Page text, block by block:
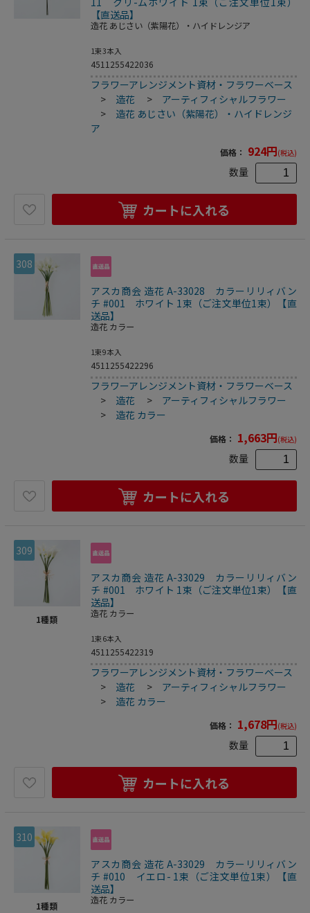
【直送品】
造花 あじさい（紫陽花）・ハイドレンジア
1束3本入
4511255422036
フラワーアレンジメント資材・フラワーベース
> 造花 > アーティフィシャルフラワー
> 造花 あじさい（紫陽花）・ハイドレンジ
ア
価格： 924円(税込)
数量
カートに入れる
308
アスカ商会 造花 A-33028 カラーリリィバン
チ #001 ホワイト 1束（ご注文単位1束）【直
送品】
造花 カラー
1束9本入
4511255422296
フラワーアレンジメント資材・フラワーベース
> 造花 > アーティフィシャルフラワー
> 造花 カラー
価格： 1,663円(税込)
数量
カートに入れる
309
1種類
アスカ商会 造花 A-33029 カラーリリィバン
チ #001 ホワイト 1束（ご注文単位1束）【直
送品】
造花 カラー
1束6本入
4511255422319
フラワーアレンジメント資材・フラワーベース
> 造花 > アーティフィシャルフラワー
> 造花 カラー
価格： 1,678円(税込)
数量
カートに入れる
310
1種類
アスカ商会 造花 A-33029 カラーリリィバン
チ #010 イエロ- 1束（ご注文単位1束）【直
送品】
造花 カラー